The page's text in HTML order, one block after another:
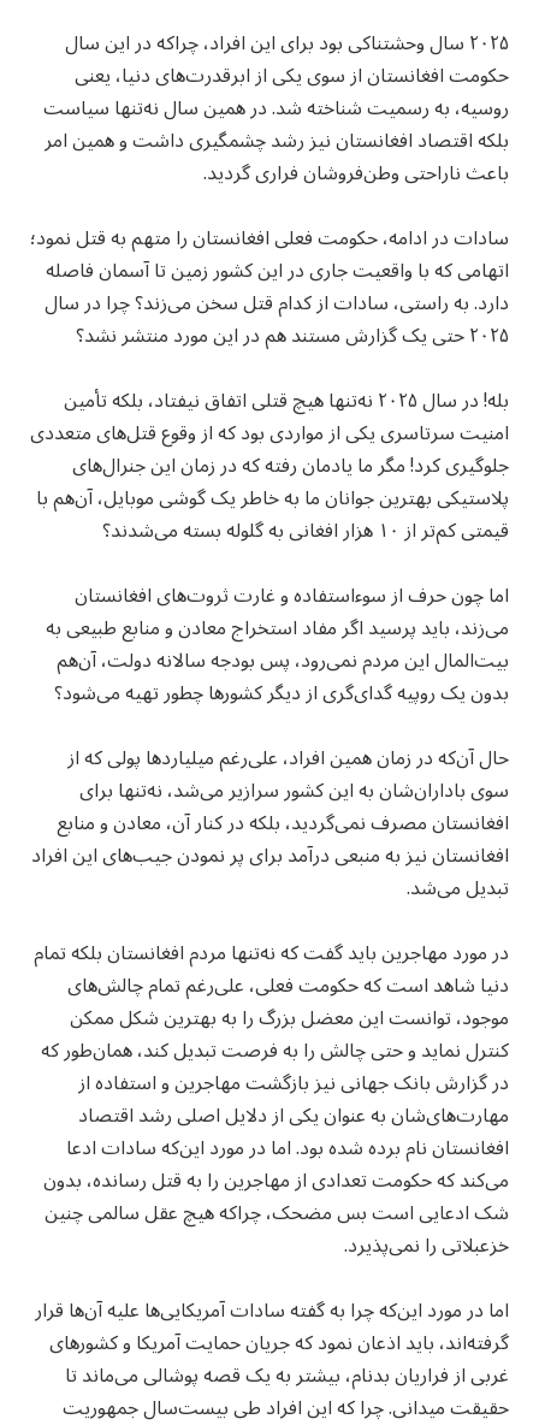
۲۰۲۵ سال وحشتناکی بود برای این افراد، چراکه در این سال
حکومت افغانستان از سوی یکی از ابرقدرت‌های دنیا، یعنی
روسیه، به رسمیت شناخته شد. در همین سال نه‌تنها سیاست
بلکه اقتصاد افغانستان نیز رشد چشمگیری داشت و همین امر
باعث ناراحتی وطن‌فروشان فراری گردید.
سادات در ادامه، حکومت فعلی افغانستان را متهم به قتل نمود؛
اتهامی که با واقعیت جاری در این کشور زمین تا آسمان فاصله
دارد. به راستی، سادات از کدام قتل سخن می‌زند؟ چرا در سال
۲۰۲۵ حتی یک گزارش مستند هم در این مورد منتشر نشد؟
بله! در سال ۲۰۲۵ نه‌تنها هیچ قتلی اتفاق نیفتاد، بلکه تأمین
امنیت سرتاسری یکی از مواردی بود که از وقوع قتل‌های متعددی
جلوگیری کرد! مگر ما یادمان رفته که در زمان این جنرال‌های
پلاستیکی بهترین جوانان ما به خاطر یک گوشی موبایل، آن‌هم با
قیمتی کم‌تر از ۱۰ هزار افغانی به گلوله بسته می‌شدند؟
اما چون حرف از سوءاستفاده و غارت ثروت‌های افغانستان
می‌زند، باید پرسید اگر مفاد استخراج معادن و منابع طبیعی به
بیت‌المال این مردم نمی‌رود، پس بودجه سالانه دولت، آن‌هم
بدون یک روپیه گدای‌گری از دیگر کشورها چطور تهیه می‌شود؟
حال آن‌که در زمان همین افراد، علی‌رغم میلیاردها پولی که از
سوی باداران‌شان به این کشور سرازیر می‌شد، نه‌تنها برای
افغانستان مصرف نمی‌گردید، بلکه در کنار آن، معادن و منابع
افغانستان نیز به منبعی درآمد برای پر نمودن جیب‌های این افراد
تبدیل می‌شد.
در مورد مهاجرین باید گفت که نه‌تنها مردم افغانستان بلکه تمام
دنیا شاهد است که حکومت فعلی، علی‌رغم تمام چالش‌های
موجود، توانست این معضل بزرگ را به بهترین شکل ممکن
کنترل نماید و حتی چالش را به فرصت تبدیل کند، همان‌طور که
در گزارش بانک جهانی نیز بازگشت مهاجرین و استفاده از
مهارت‌های‌شان به عنوان یکی از دلایل اصلی رشد اقتصاد
افغانستان نام برده شده بود. اما در مورد این‌که سادات ادعا
می‌کند که حکومت تعدادی از مهاجرین را به قتل رسانده، بدون
شک ادعایی است بس مضحک، چراکه هیچ عقل سالمی چنین
خزعبلاتی را نمی‌پذیرد.
اما در مورد این‌که چرا به گفته سادات آمریکایی‌ها علیه آن‌ها قرار
گرفته‌اند، باید اذعان نمود که جریان حمایت آمریکا و کشورهای
غربی از فراریان بدنام، بیشتر به یک قصه پوشالی می‌ماند تا
حقیقت میدانی. چرا که این افراد طی بیست‌سال جمهوریت